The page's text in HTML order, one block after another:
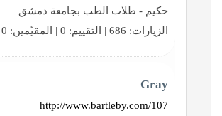
حكيم - طلاب الطب بجامعة دمشق
الزيارات: 686 | التقييم: 0 | المقيّمين: 0
Gray
http://www.bartleby.com/107